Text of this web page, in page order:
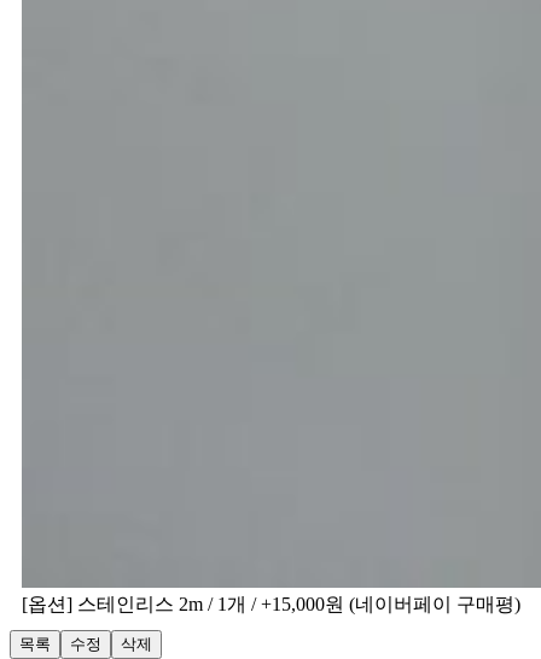
[옵션] 스테인리스 2m / 1개 / +15,000원 (네이버페이 구매평)
목록 수정 삭제